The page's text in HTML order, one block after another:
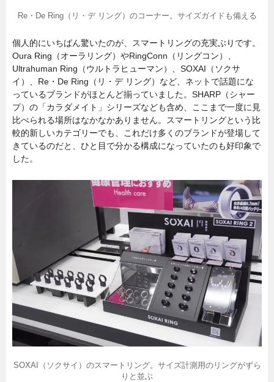
Re・De Ring（リ・デ リング）のコーナー。サイズガイドも備える
個人的にいちばん驚いたのが、スマートリングの充実ぶりです。
Oura Ring（オーラリング）やRingConn（リングコン）、
Ultrahuman Ring（ウルトラヒューマン）、SOXAI（ソクサ
イ）、Re・De Ring（リ・デ リング）など、ネットで話題にな
っているブランドがほとんど揃っていました。SHARP（シャー
プ）の「カラダメイト」シリーズなども含め、ここまで一度に見
比べられる場所はなかなかありません。スマートリングという比
較的新しいカテゴリーでも、これだけ多くのブランドが登場して
きているのだと、ひと目で分かる構成になっていたのも好印象で
した。
SOXAI（ソクサイ）のスマートリング。サイズ計測用のリングがずら
りと並ぶ